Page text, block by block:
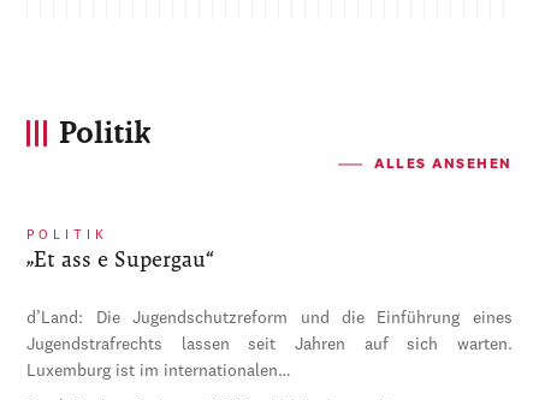
Politik
ALLES ANSEHEN
POLITIK
„Et ass e Supergau“
d’Land: Die Jugendschutzreform und die Einführung eines
Jugendstrafrechts lassen seit Jahren auf sich warten.
Luxemburg ist im internationalen…